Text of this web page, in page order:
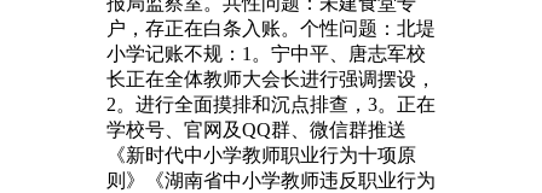
户，存正在白条入账。个性问题：北堤
小学记账不规：1。宁中平、唐志军校
长正在全体教师大会长进行强调摆设，
2。进行全面摸排和沉点排查，3。正在
学校号、官网及QQ群、微信群推送
《新时代中小学教师职业行为十项原
则》《湖南省中小学教师违反职业行为